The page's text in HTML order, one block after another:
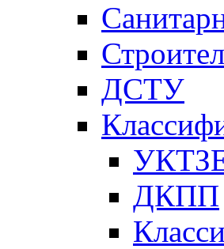
ДСТУ
ДКПП